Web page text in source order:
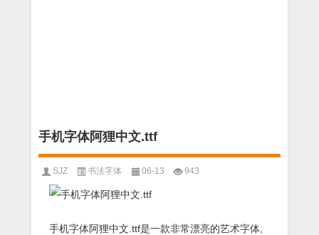
手机字体阿狸中文.ttf
SJZ 书法字体 06-13 943
手机字体阿狸中文.ttf是一款非常漂亮的艺术字体,